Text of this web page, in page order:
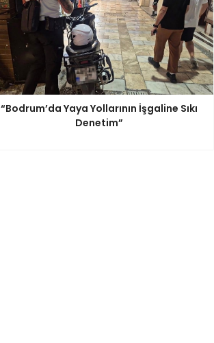
“Bodrum’da Yaya Yollarının İşgaline Sıkı
Denetim”